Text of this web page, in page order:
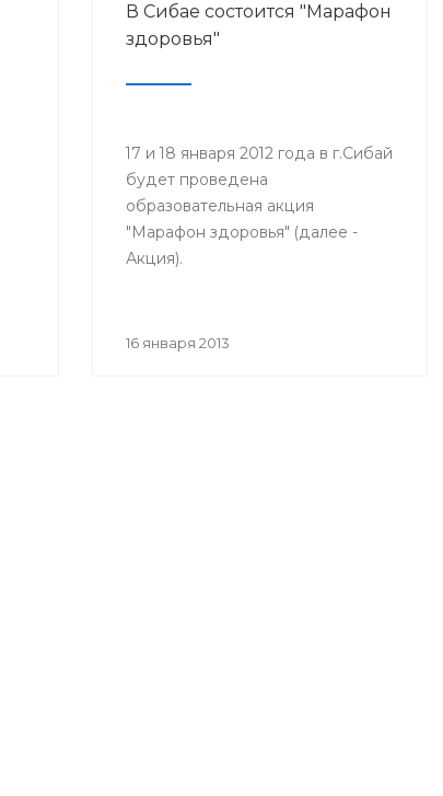
В Сибае состоится "Марафон
здоровья"
17 и 18 января 2012 года в г.Сибай
будет проведена
образовательная акция
"Марафон здоровья" (далее -
Акция).
16 января 2013